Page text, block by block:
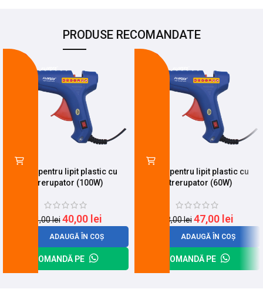
PRODUSE RECOMANDATE
Pistol pentru lipit plastic cu
intrerupator (100W)
54,00lei 40,00 lei
ADAUGĂ ÎN COȘ
COMANDĂ PE
Pistol pentru lipit plastic cu
intrerupator (60W)
58,00lei 47,00 lei
ADAUGĂ ÎN COȘ
COMANDĂ PE